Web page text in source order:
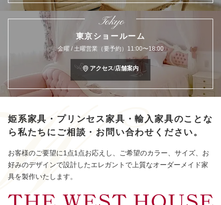
Tokyo
東京ショールーム
金曜 / 土曜営業（要予約）11:00〜18:00
アクセス/店舗案内
姫系家具・プリンセス家具・輸入家具のことな
ら 私たちにご相談・お問い合わせください。
お客様のご要望に1点1点お応えし、ご希望のカラー、サイズ、お
好みのデザインで設計したエレガントで上質なオーダーメイド家
具を製作いたします。